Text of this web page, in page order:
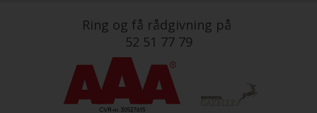
Ring og få rådgivning på
52 51 77 79